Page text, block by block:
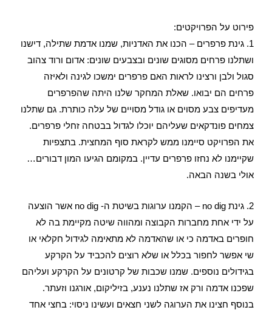
פירוט על הפרויקטים:
1. גינת פרפרים – הכנו את האדניות, שמנו אדמת שתילה, דישנו
ושתלנו פרחים מסוגים שונים ובצבעים שונים: אדום ורוד צהוב
סגול ולבן ורצינו לראות האם פרפרים ימשכו לגינה ולאיזה
פרחים הם יבואו. שאלת המחקר שלנו היתה שהפרפרים
מעדיפים צבע מסוים או גודל מסויים של עלה כותרת. גם שתלנו
צמחים פונדקאים שעליהם יוכלו לגדול בבטחה זחלי פרפרים.
את הפרויקט סיימנו ממש לקראת סוף המחצית. בתצפיות
שקיימנו לא נחזו פרפרים עדיין. במקומם הגיעו המון דבורים…
אולי בשנה הבאה.
2.
גינת no dig – הקמנו ערוגות בשיטת ה- no dig אשר הוצעה
על ידי אחת מחברות הקבוצה ומהווה שיטה מקיימת בה לא
חופרים באדמה כי או שהאדמה לא מתאימה לגידול חקלאי או
שי אפשר לחפור בכלל או שלא רוצים להכביד על הקרקע
בגידולים נוספים. שמנו שכבות של קרטונים על הקרקע ועליהם
שפכנו אדמה ורק אז שתלנו נענע, בזיליקום, אורגנו וזעתר.
בנוסף חצינו את הערוגה לשני חצאים ועשינו ניסוי: בחצי אחד